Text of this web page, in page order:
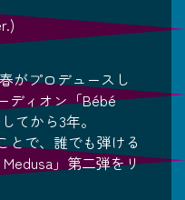
がプロデュースし
ディオン「Bébé
てから3年。
とで、誰でも弾ける
」第二弾をリ